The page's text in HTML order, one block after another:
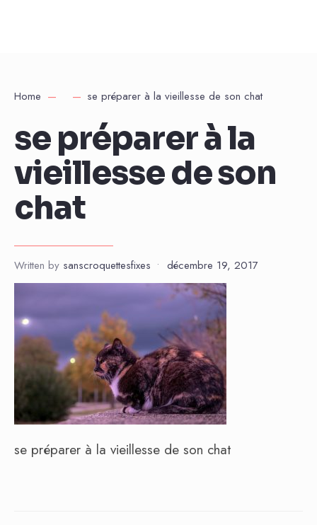
Home se préparer à la vieillesse de son chat
se préparer à la
vieillesse de son
chat
Written by sanscroquettesfixes • décembre 19, 2017
se préparer à la vieillesse de son chat